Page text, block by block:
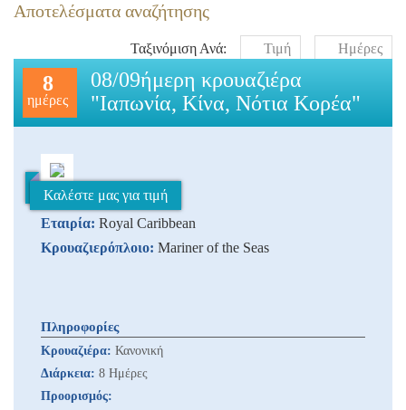
Αποτελέσματα αναζήτησης
Ταξινόμιση Ανά: Τιμή Ημέρες
8
ημέρες
08/09ήμερη κρουαζιέρα
"Ιαπωνία, Κίνα, Νότια Κορέα"
Εταιρία: Royal Caribbean
Κρουαζιερόπλοιο: Mariner of the Seas
Καλέστε μας για τιμή
Πληροφορίες
Κρουαζιέρα: Κανονική
Διάρκεια: 8 Ημέρες
Προορισμός: